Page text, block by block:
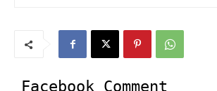
Facebook Comment